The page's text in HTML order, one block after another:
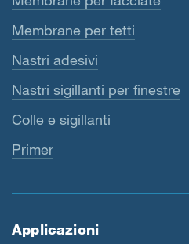
Membrane per tetti
Nastri adesivi
Nastri sigillanti per finestre
Colle e sigillanti
Primer
Applicazioni